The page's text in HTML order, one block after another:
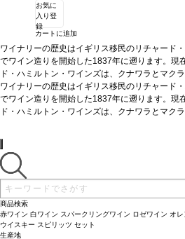
お気に
入り登
録
カートに追加
ワイナリーの歴史はイギリス移民のリチャード
でワイン造りを開始した1837年に遡ります。現
ド・ハミルトン・ワインズは、クナワラとマク
アワインの発展に貢献。シン キュヴェ・ブラン
が強く、ピーチのタッチ、繊細なイーストのノ
クリーンでフレッシュな後味があります。リキ
生きとした泡が絶えなく連続して出てくる。ノ
実に芳香が強く、ピーチのタッチがあり、更に
つ。風味はドライでエレガント、ヴェルヴェッ
ーンでフレッシュな後味がある。アペリティフ
活の喜びを増やしてくれます。
シャルお早目にお楽しみください。ワインメー
ラーレン・ヴェールで収穫されたもので、繊細
シーズンの初めに収穫をする。ピノ・ノワール
ワイナリーの歴史はイギリス移民のリチャード
でワイン造りを開始した1837年に遡ります。現
ド・ハミルトン・ワインズは、クナワラとマク
が強く、ピーチのタッチ、繊細なイーストのノ
クリーンでフレッシュな後味があります。リキ
な風味を与えています。
生きとした泡が絶えなく連続して出てくる。ノ
実に芳香が強く、ピーチのタッチがあり、更に
つ。風味はドライでエレガント、ヴェルヴェッ
ーンでフレッシュな後味がある。アペリティフ
活の喜びを増やしてくれます。
商品検索
赤ワイン 白ワイン スパークリングワイン ロゼワイン オ
ウイスキー スピリッツ セット
生産地